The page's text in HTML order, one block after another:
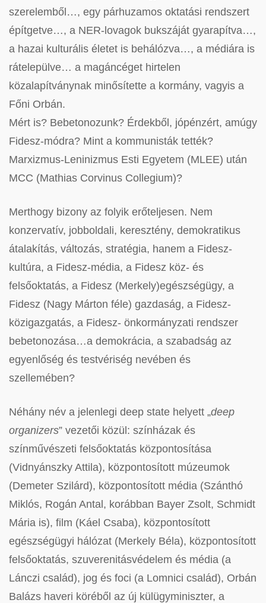
szerelemből…, egy párhuzamos oktatási rendszert
építgetve…, a NER-lovagok bukszáját gyarapítva…,
a hazai kulturális életet is behálózva…, a médiára is
rátelepülve… a magáncéget hirtelen
közalapítványnak minősítette a kormány, vagyis a
Főni Orbán.
Mért is? Bebetonozunk? Érdekből, jópénzért, amúgy
Fidesz-módra? Mint a kommunisták tették?
Marxizmus-Leninizmus Esti Egyetem (MLEE) után
MCC (Mathias Corvinus Collegium)?
Merthogy bizony az folyik erőteljesen. Nem
konzervatív, jobboldali, keresztény, demokratikus
átalakítás, változás, stratégia, hanem a Fidesz-
kultúra, a Fidesz-média, a Fidesz köz- és
felsőoktatás, a Fidesz (Merkely)egészségügy, a
Fidesz (Nagy Márton féle) gazdaság, a Fidesz-
közigazgatás, a Fidesz- önkormányzati rendszer
bebetonozása…a demokrácia, a szabadság az
egyenlőség és testvériség nevében és
szellemében?
Néhány név a jelenlegi deep state helyett „deep
organizers” vezetői közül: színházak és
színművészeti felsőoktatás központosítása
(Vidnyánszky Attila), központosított múzeumok
(Demeter Szilárd), központosított média (Szánthó
Miklós, Rogán Antal, korábban Bayer Zsolt, Schmidt
Mária is), film (Káel Csaba), központosított
egészségügyi hálózat (Merkely Béla), központosított
felsőoktatás, szuverenitásvédelem és média (a
Lánczi család), jog és foci (a Lomnici család), Orbán
Balázs haveri köréből az új külügyminiszter, a